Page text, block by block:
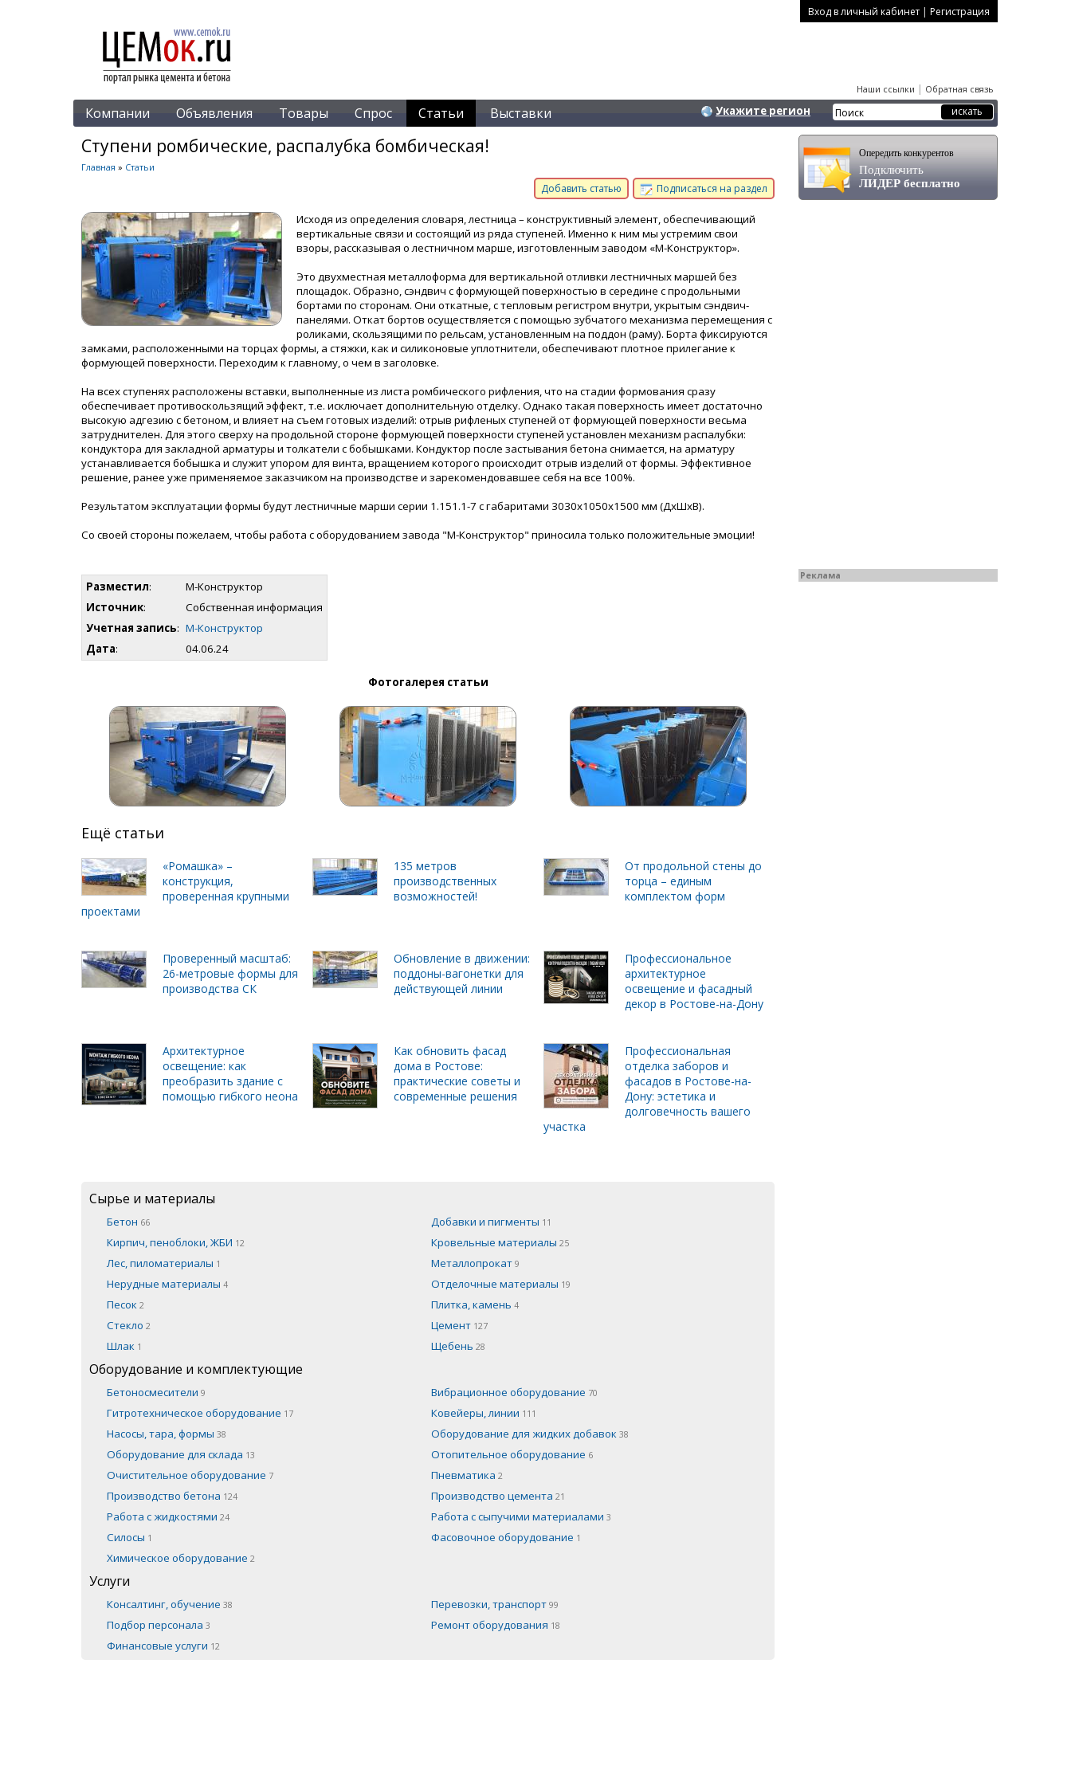
Вход в личный кабинет | Регистрация
Наши ссылки | Обратная связь
Компании Объявления Товары Спрос Статьи Выставки Укажите регион
Ступени ромбические, распалубка бомбическая!
Главная » Статьи
Добавить статью Подписаться на раздел
Исходя из определения словаря, лестница – конструктивный элемент, обеспечивающий
вертикальные связи и состоящий из ряда ступеней. Именно к ним мы устремим свои
взоры, рассказывая о лестничном марше, изготовленным заводом «М-Конструктор».
Это двухместная металлоформа для вертикальной отливки лестничных маршей без
площадок. Образно, сэндвич с формующей поверхностью в середине с продольными
бортами по сторонам. Они откатные, с тепловым регистром внутри, укрытым сэндвич-
панелями. Откат бортов осуществляется с помощью зубчатого механизма перемещения с
роликами, скользящими по рельсам, установленным на поддон (раму). Борта фиксируются
замками, расположенными на торцах формы, а стяжки, как и силиконовые уплотнители, обеспечивают плотное прилегание к
формующей поверхности. Переходим к главному, о чем в заголовке.
На всех ступенях расположены вставки, выполненные из листа ромбического рифления, что на стадии формования сразу
обеспечивает противоскользящий эффект, т.е. исключает дополнительную отделку. Однако такая поверхность имеет достаточно
высокую адгезию с бетоном, и влияет на съем готовых изделий: отрыв рифленых ступеней от формующей поверхности весьма
затруднителен. Для этого сверху на продольной стороне формующей поверхности ступеней установлен механизм распалубки:
кондуктора для закладной арматуры и толкатели с бобышками. Кондуктор после застывания бетона снимается, на арматуру
устанавливается бобышка и служит упором для винта, вращением которого происходит отрыв изделий от формы. Эффективное
решение, ранее уже применяемое заказчиком на производстве и зарекомендовавшее себя на все 100%.
Результатом эксплуатации формы будут лестничные марши серии 1.151.1-7 с габаритами 3030х1050х1500 мм (ДхШхВ).
Со своей стороны пожелаем, чтобы работа с оборудованием завода "М-Конструктор" приносила только положительные эмоции!
Разместил:
М-Конструктор
Источник:
Собственная информация
Учетная запись: М-Конструктор
Дата: 04.06.24
Фотогалерея статьи
Ещё статьи
«Ромашка» –
конструкция,
проверенная крупными
проектами
135 метров
производственных
возможностей!
От продольной стены до
торца – единым
комплектом форм
Проверенный масштаб:
26-метровые формы для
производства СК
Обновление в движении:
поддоны-вагонетки для
действующей линии
Профессиональное
архитектурное
освещение и фасадный
декор в Ростове-на-Дону
Архитектурное
освещение: как
преобразить здание с
помощью гибкого неона
Как обновить фасад
дома в Ростове:
практические советы и
современные решения
Профессиональная
отделка заборов и
фасадов в Ростове-на-
Дону: эстетика и
долговечность вашего
участка
Сырье и материалы
Бетон 66 Добавки и пигменты 11
Кирпич, пеноблоки, ЖБИ 12 Кровельные материалы 25
Лес, пиломатериалы 1 Металлопрокат 9
Нерудные материалы 4 Отделочные материалы 19
Песок 2 Плитка, камень 4
Стекло 2 Цемент 127
Шлак 1 Щебень 28
Оборудование и комплектующие
Бетоносмесители 9 Вибрационное оборудование 70
Гитротехническое оборудование 17 Ковейеры, линии 111
Насосы, тара, формы 38 Оборудование для жидких добавок 38
Оборудование для склада 13 Отопительное оборудование 6
Очистительное оборудование 7 Пневматика 2
Производство бетона 124 Производство цемента 21
Работа с жидкостями 24 Работа с сыпучими материалами 3
Силосы 1 Фасовочное оборудование 1
Химическое оборудование 2
Услуги
Консалтинг, обучение 38 Перевозки, транспорт 99
Подбор персонала 3 Ремонт оборудования 18
Финансовые услуги 12
Опередить конкурентов
Подключить
ЛИДЕР бесплатно
Реклама